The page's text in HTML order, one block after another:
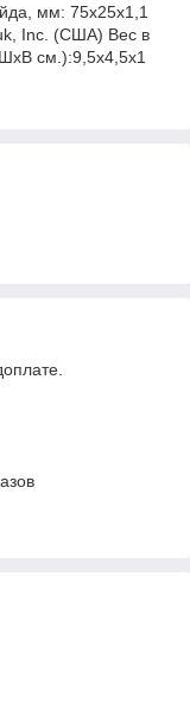
мм: 75x25x1,1
Inc. (США) Вес в
см.):9,5x4,5x1